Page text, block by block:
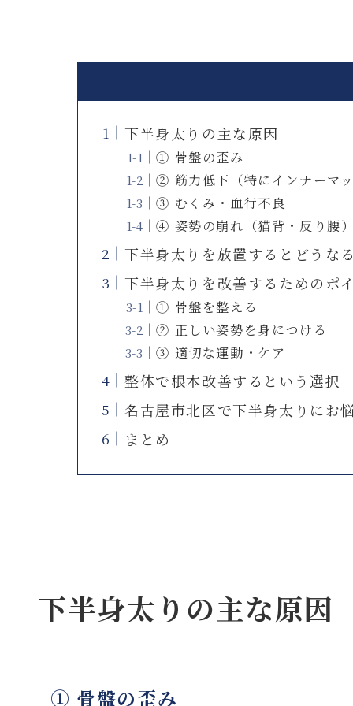
下半身太りの主な原因
① 骨盤の歪み
② 筋力低下（特にインナーマッ
③ むくみ・血行不良
④ 姿勢の崩れ（猫背・反り腰）
下半身太りを放置するとどうな
下半身太りを改善するためのポ
① 骨盤を整える
② 正しい姿勢を身につける
③ 適切な運動・ケア
整体で根本改善するという選択
名古屋市北区で下半身太りにお
まとめ
下半身太りの主な原因
① 骨盤の歪み